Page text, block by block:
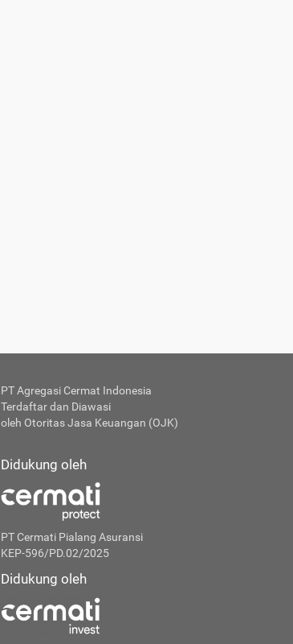
PT Agregasi Cermat Indonesia
Terdaftar dan Diawasi
oleh Otoritas Jasa Keuangan (OJK)
Didukung oleh
PT Cermati Pialang Asuransi
KEP-596/PD.02/2025
Didukung oleh